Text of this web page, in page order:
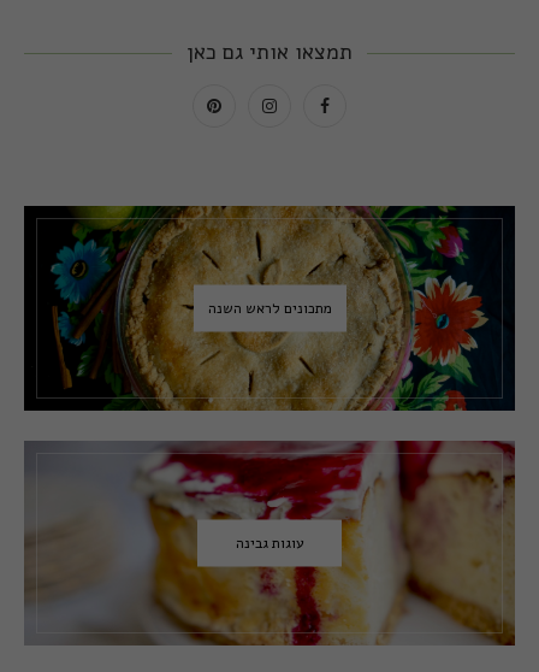
תמצאו אותי גם כאן
מתכונים לראש השנה
עוגות גבינה